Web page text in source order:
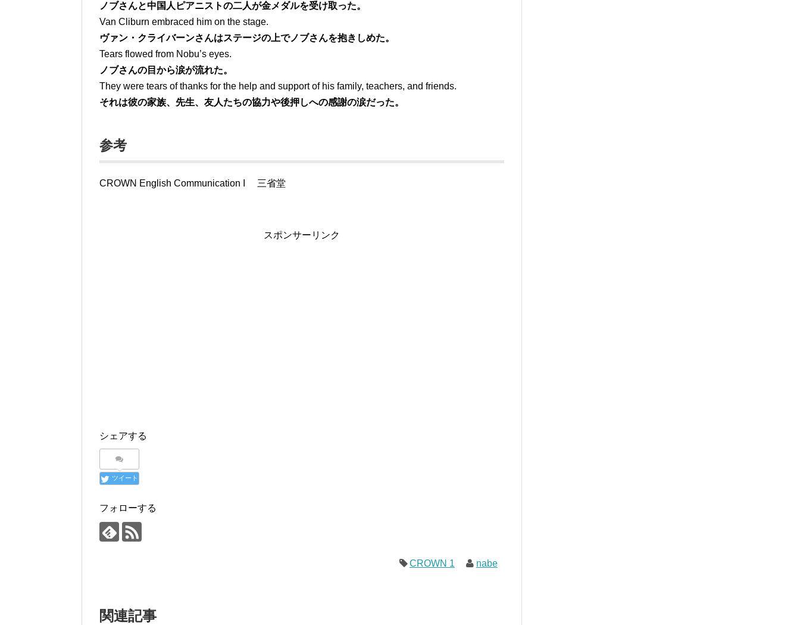
ノブさんと中国人ピアニストの二人が金メダルを受け取った。
Van Cliburn embraced him on the stage.
ヴァン・クライバーンさんはステージの上でノブさんを抱きしめた。
Tears flowed from Nobu’s eyes.
ノブさんの目から涙が流れた。
They were tears of thanks for the help and support of his family, teachers, and friends.
それは彼の家族、先生、友人たちの協力や後押しへの感謝の涙だった。
参考
CROWN English Communication I 三省堂
スポンサーリンク
シェアする
ツイート
フォローする
CROWN 1 nabe
関連記事